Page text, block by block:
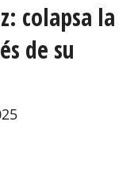
colapsa la
de su